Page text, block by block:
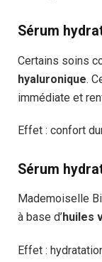
Sérum
Certains soins
hyaluronique.
immédiate et
Effet : confort
Sérum
Mademoiselle
à base d’huiles
Effet :